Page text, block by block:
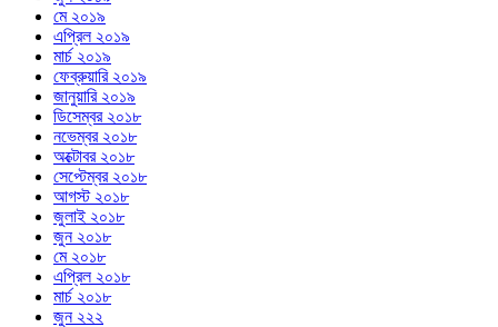
মে ২০১৯
এপ্রিল ২০১৯
মার্চ ২০১৯
ফেব্রুয়ারি ২০১৯
জানুয়ারি ২০১৯
ডিসেম্বর ২০১৮
নভেম্বর ২০১৮
অক্টোবর ২০১৮
সেপ্টেম্বর ২০১৮
আগস্ট ২০১৮
জুলাই ২০১৮
জুন ২০১৮
মে ২০১৮
এপ্রিল ২০১৮
মার্চ ২০১৮
জুন ২২২